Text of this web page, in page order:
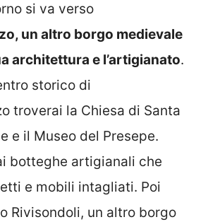
si va verso
un altro borgo medievale
architettura e l’artigianato.
storico di
troverai la Chiesa di Santa
e il Museo del Presepe.
botteghe artigianali che
e mobili intagliati. Poi
Rivisondoli, un altro borgo